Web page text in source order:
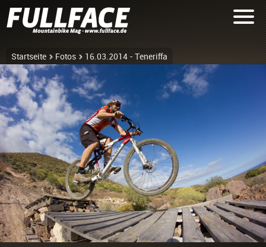
Startseite Fotos 16.03.2014 - Teneriffa